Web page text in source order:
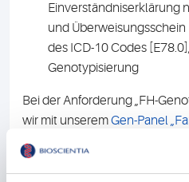
Einverständniserklärung
und
des ICD-10 Codes
Genotypisierung
Bei der Anforderung „FH-
wir mit unseremGen-Panel
Hypercholesterinämie“
jene
90% der Fälle verantwortlich